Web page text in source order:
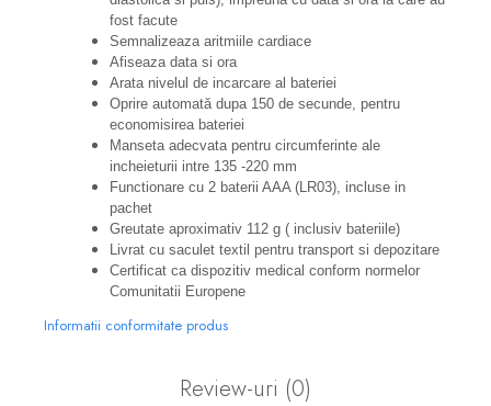
fost facute
Semnalizeaza aritmiile cardiace
Afiseaza data si ora
Arata nivelul de incarcare al bateriei
Oprire automată dupa 150 de secunde, pentru
economisirea bateriei
Manseta adecvata pentru circumferinte ale
incheieturii intre 135 -220 mm
Functionare cu 2 baterii AAA (LR03), incluse in
pachet
Greutate aproximativ 112 g ( inclusiv bateriile)
Livrat cu saculet textil pentru transport si depozitare
Certificat ca dispozitiv medical conform normelor
Comunitatii Europene
Informatii conformitate produs
Review-uri (0)